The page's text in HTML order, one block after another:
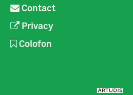
Contact
Privacy
Colofon